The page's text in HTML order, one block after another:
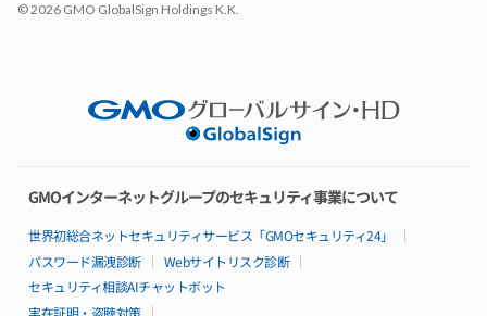
お申し込みの流れ
パートナー制度
特長
仕様・機能
構成例
99.95%稼働率保証
サポート
© 2026 GMO GlobalSign Holdings K.K.
GMOインターネットグループのセキュリティ事業について
世界初総合ネットセキュリティサービス「GMOセキュリティ24」
パスワード漏洩診断
Webサイトリスク診断
セキュリティ相談AIチャットボット